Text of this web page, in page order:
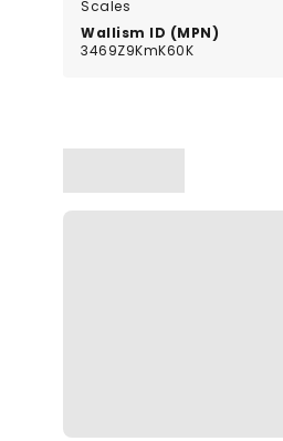
Scales
Wallism ID (MPN)
3469Z9KmK60K